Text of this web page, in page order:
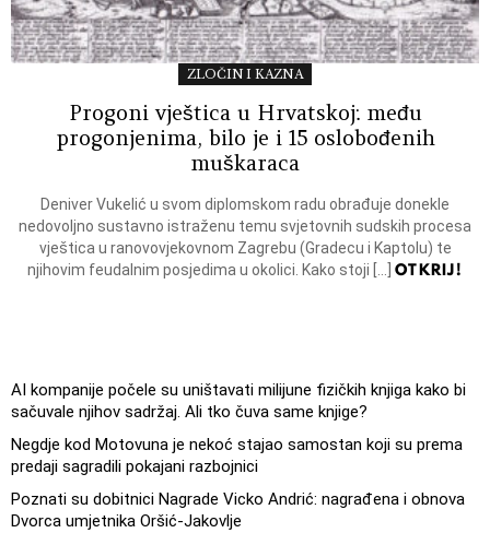
ZLOČIN I KAZNA
Progoni vještica u Hrvatskoj: među
progonjenima, bilo je i 15 oslobođenih
muškaraca
Deniver Vukelić u svom diplomskom radu obrađuje donekle
nedovoljno sustavno istraženu temu svjetovnih sudskih procesa
vještica u ranovovjekovnom Zagrebu (Gradecu i Kaptolu) te
njihovim feudalnim posjedima u okolici. Kako stoji […] OTKRIJ!
AI kompanije počele su uništavati milijune fizičkih knjiga kako bi
sačuvale njihov sadržaj. Ali tko čuva same knjige?
Negdje kod Motovuna je nekoć stajao samostan koji su prema
predaji sagradili pokajani razbojnici
Poznati su dobitnici Nagrade Vicko Andrić: nagrađena i obnova
Dvorca umjetnika Oršić-Jakovlje